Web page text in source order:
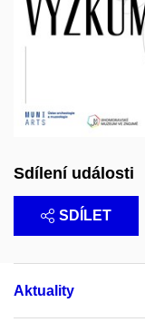
Sdílení události
SDÍLET
Aktuality